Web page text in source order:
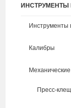
ИНСТРУМЕНТЫ
Инструменты
Калибры
Пресс-